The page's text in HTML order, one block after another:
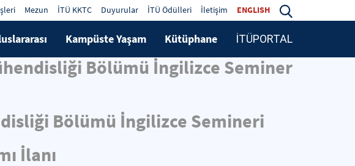
Mezun İTÜ KKTC Duyurular İTÜ Ödülleri İletişim ENGLISH
Kampüste Yaşam Kütüphane İTÜPORTAL
Bölümü İngilizce Seminer
Bölümü İngilizce Semineri
İlanı